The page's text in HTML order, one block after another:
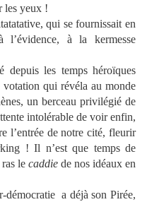
les yeux !
qui se fournissait en
à la kermesse
depuis les temps héroïques
qui révéla au monde
un berceau privilégié de
intolérable de voir enfin,
l’entrée de notre cité, fleurir
! Il n’est que temps de
le caddiede nos idéaux en
démocratie a déjà son Pirée,